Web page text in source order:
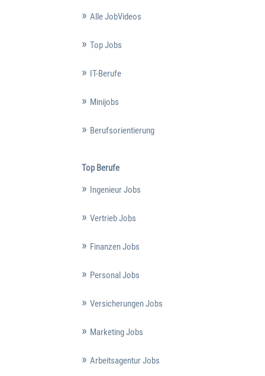
Alle JobVideos
Top Jobs
IT-Berufe
Minijobs
Berufsorientierung
Top Berufe
Ingenieur Jobs
Vertrieb Jobs
Finanzen Jobs
Personal Jobs
Versicherungen Jobs
Marketing Jobs
Arbeitsagentur Jobs